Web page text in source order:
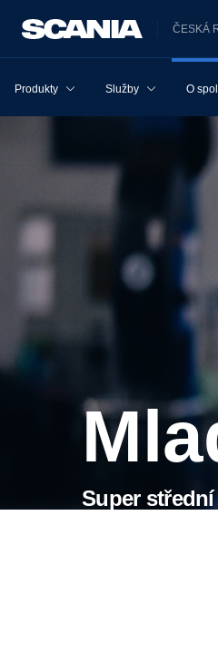
ČESKÁ
Produkty Služby O
super